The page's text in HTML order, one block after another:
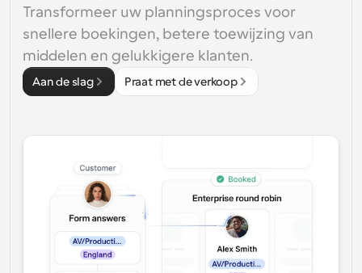
Transformeer uw planningsproces voor
snellere boekingen, betere toewijzing van
middelen en gelukkigere klanten.
Aan de slag Praat met de verkoop